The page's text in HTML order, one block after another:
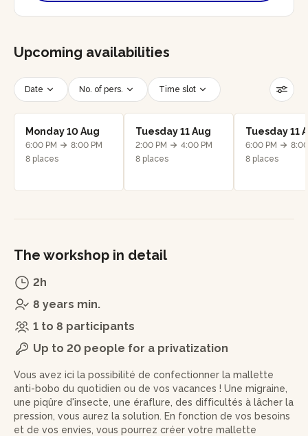
Upcoming availabilities
Date No. of pers. Time slot
Reset filters
Monday 10 Aug
6:00 PM
8:00 PM
8 places
Tuesday 11 Aug
2:00 PM
4:00 PM
8 places
Tuesday 11
6:00 PM
8 places
The workshop in detail
2h
8 years min.
1 to 8 participants
Up to 20 people for a privatization
Vous avez ici la possibilité de confectionner la mallette
anti-bobo du quotidien ou de vos vacances ! Une migraine,
une piqûre d'insecte, une éraflure, des difficultés à lâcher la
pression, vous aurez la solution. En fonction de vos besoins
et de vos envies, vous pourrez créer votre mallette